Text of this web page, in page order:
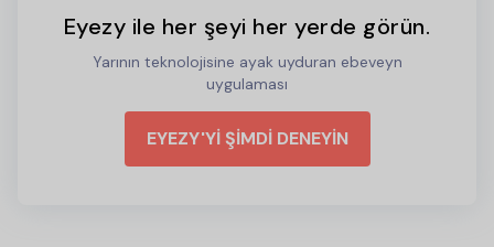
Eyezy ile her şeyi her yerde görün.
Yarının teknolojisine ayak uyduran ebeveyn
uygulaması
EYEZY'Yİ ŞİMDİ DENEYİN